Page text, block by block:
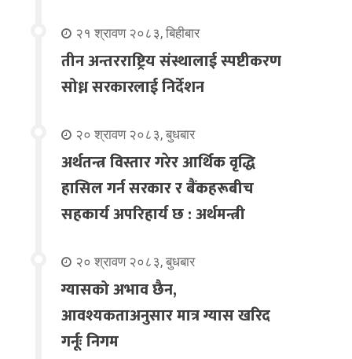
२१ श्रावण २०८३, बिहीबार
तीन अन्तरराष्ट्रिय संस्थालाई स्पष्टीकरण
सोध्न सरकारलाई निर्देशन
२० श्रावण २०८३, बुधबार
अर्थतन्त्र विस्तार गरेर आर्थिक वृद्धि
हासिल गर्न सरकार र बैंकहरूबीच
सहकार्य अपरिहार्य छ : अर्थमन्त्री
२० श्रावण २०८३, बुधबार
ग्यासको अभाव छैन,
आवश्यकताअनुसार मात्र ग्यास खरिद
गर्नूः निगम